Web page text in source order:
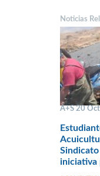
Noticias
A+S 20
iniciativa